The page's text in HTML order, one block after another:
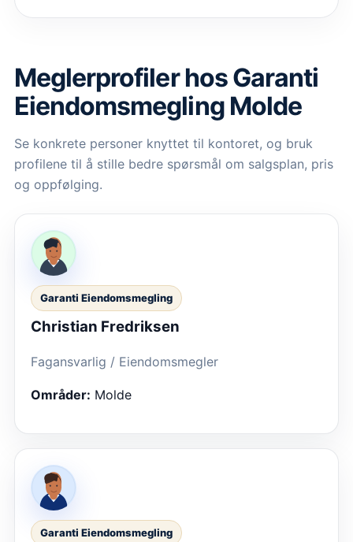
Meglerprofiler hosGaranti
Eiendomsmegling Molde
Se konkrete personer knyttet til kontoret, og bruk
profilene til å stille bedre spørsmål om salgsplan, pris
og oppfølging.
Garanti Eiendomsmegling
Christian Fredriksen
Fagansvarlig / Eiendomsmegler
Områder: Molde
Garanti Eiendomsmegling